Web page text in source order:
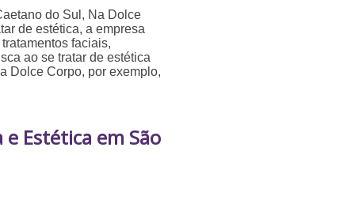
do Sul, Na Dolce
de estética, a empresa
faciais,
ao se tratar de estética
Dolce Corpo, por exemplo,
Estética em São